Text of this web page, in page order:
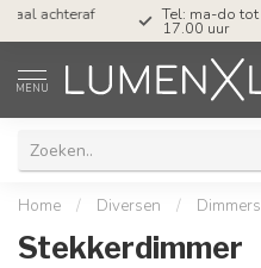
Tel: ma-do tot 23.00, vr tot
MENU
Home / Diversen / Dimmers
Stekkerdimmer